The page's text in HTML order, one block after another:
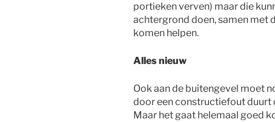
portieken verven) maar die
achtergrond doen, samen met
komen helpen.
Alles nieuw
Ook aan de buitengevel moet
door een constructiefout duurt
Maar het gaat helemaal goed